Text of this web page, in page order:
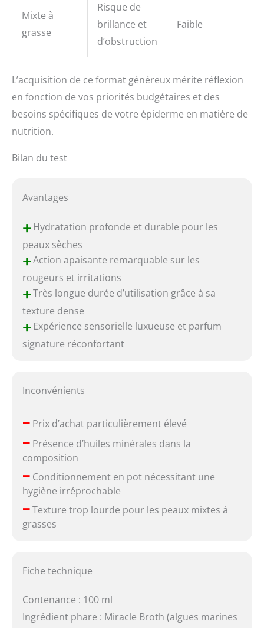
Mixte à
grasse
Risque de
brillance et
d’obstruction
Faible
L’acquisition de ce format généreux mérite réflexion
en fonction de vos priorités budgétaires et des
besoins spécifiques de votre épiderme en matière de
nutrition.
Bilan du test
Avantages
+Hydratation profonde et durable pour les
peaux sèches
+Action apaisante remarquable sur les
rougeurs et irritations
+Très longue durée d’utilisation grâce à sa
texture dense
+Expérience sensorielle luxueuse et parfum
signature réconfortant
Inconvénients
–Prix d’achat particulièrement élevé
–Présence d’huiles minérales dans la
composition
–Conditionnement en pot nécessitant une
hygiène irréprochable
–Texture trop lourde pour les peaux mixtes à
grasses
Fiche technique
Contenance : 100 ml
Ingrédient phare : Miracle Broth (algues marines